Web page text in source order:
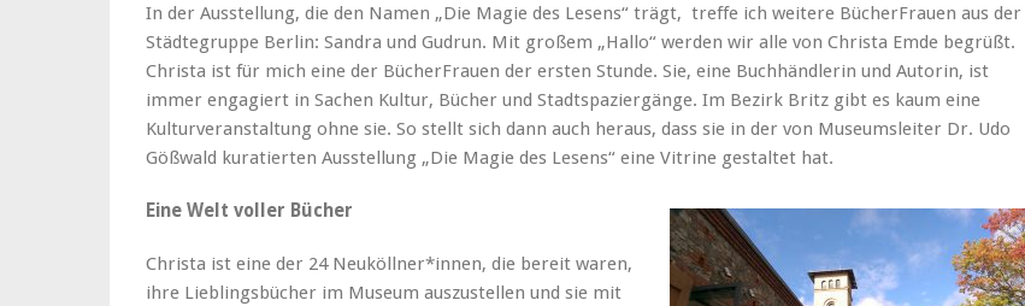
In der Ausstellung, die den Namen „Die Magie des Lesens“ trägt, treffe ich weitere BücherFrauen aus der
Städtegruppe Berlin: Sandra und Gudrun. Mit großem „Hallo“ werden wir alle von Christa Emde begrüßt.
Christa ist für mich eine der BücherFrauen der ersten Stunde. Sie, eine Buchhändlerin und Autorin, ist
immer engagiert in Sachen Kultur, Bücher und Stadtspaziergänge. Im Bezirk Britz gibt es kaum eine
Kulturveranstaltung ohne sie. So stellt sich dann auch heraus, dass sie in der von Museumsleiter Dr. Udo
Gößwald kuratierten Ausstellung „Die Magie des Lesens“ eine Vitrine gestaltet hat.
Eine Welt voller Bücher
Christa ist eine der 24 Neuköllner*innen, die bereit waren,
ihre Lieblingsbücher im Museum auszustellen und sie mit